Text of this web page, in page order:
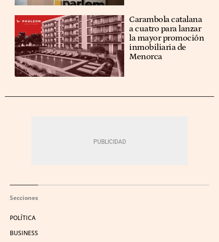
Carambola catalana
a cuatro para lanzar
la mayor promoción
inmobiliaria de
Menorca
Secciones
POLÍTICA
BUSINESS